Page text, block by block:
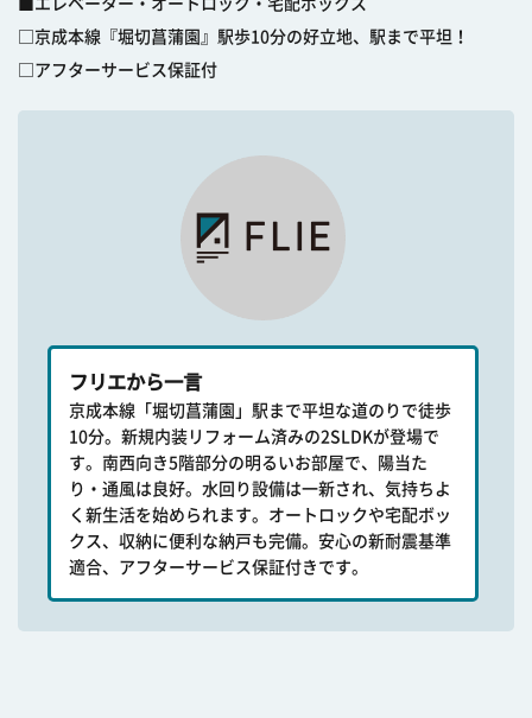
■エレベーター・オートロック・宅配ボックス
□京成本線『堀切菖蒲園』駅歩10分の好立地、駅まで平坦！
□アフターサービス保証付
フリエから一言
京成本線「堀切菖蒲園」駅まで平坦な道のりで徒歩
10分。新規内装リフォーム済みの2SLDKが登場で
す。南西向き5階部分の明るいお部屋で、陽当た
り・通風は良好。水回り設備は一新され、気持ちよ
く新生活を始められます。オートロックや宅配ボッ
クス、収納に便利な納戸も完備。安心の新耐震基準
適合、アフターサービス保証付きです。